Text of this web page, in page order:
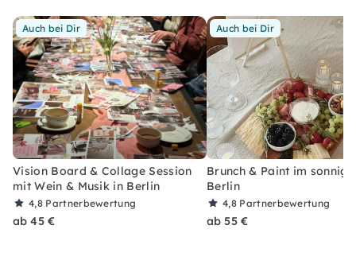
Auch bei Dir
Vision Board & Collage Session
mit Wein & Musik in Berlin
4,8 Partnerbewertung
ab 45 €
Auch bei Dir
Brunch & Paint im
Berlin
4,8 Partnerbewertung
ab 55 €